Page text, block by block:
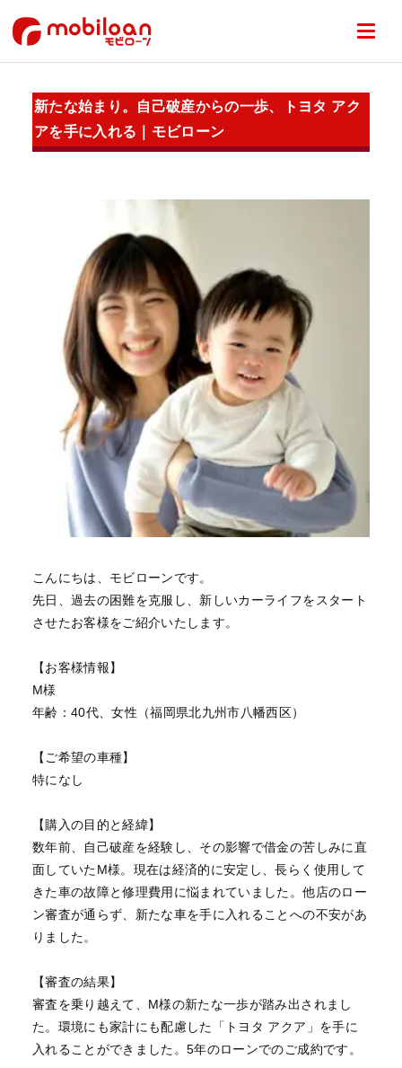
新たな始まり。自己破産からの一歩、トヨタ アク
アを手に入れる｜モビローン
こんにちは、モビローンです。
先日、過去の困難を克服し、新しいカーライフをスタート
させたお客様をご紹介いたします。
【お客様情報】
M様
年齢：40代、女性（福岡県北九州市八幡西区）
【ご希望の車種】
特になし
【購入の目的と経緯】
数年前、自己破産を経験し、その影響で借金の苦しみに直
面していたM様。現在は経済的に安定し、長らく使用して
きた車の故障と修理費用に悩まれていました。他店のロー
ン審査が通らず、新たな車を手に入れることへの不安があ
りました。
【審査の結果】
審査を乗り越えて、M様の新たな一歩が踏み出されまし
た。環境にも家計にも配慮した「トヨタ アクア」を手に
入れることができました。5年のローンでのご成約です。